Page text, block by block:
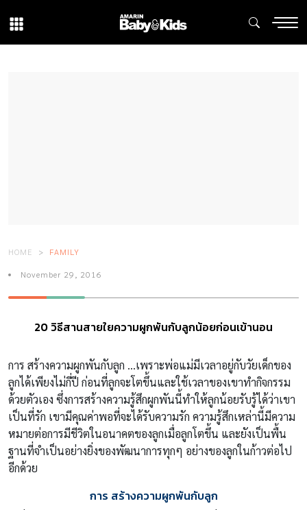
HOME FAMILY
November 29, 2016
20 วิธีสานสายใยความผูกพันกับลูกน้อยก่อนเข้านอน
การ สร้างความผูกพันกับลูก …เพราะพ่อแม่มีเวลาอยู่กับวัยเด็กของ
ลูกได้เพียงไม่กี่ปี ก่อนที่ลูกจะโตขึ้นและใช้เวลาของเขาทำกิจกรรม
ด้วยตัวเอง ซึ่งการสร้างความรู้สึกผูกพันนี้ทำให้ลูกน้อยรับรู้ได้ว่าเขา
เป็นที่รัก เขามีคุณค่าพอที่จะได้รับความรัก ความรู้สึกเหล่านี้มีความ
หมายต่อการมีชีวิตในอนาคตของลูกเมื่อลูกโตขึ้น และยังเป็นพื้น
ฐานที่จำเป็นอย่างยิ่งของพัฒนาการทุกๆ อย่างของลูกในก้าวต่อไป
อีกด้วย
การ สร้างความผูกพันกับลูก